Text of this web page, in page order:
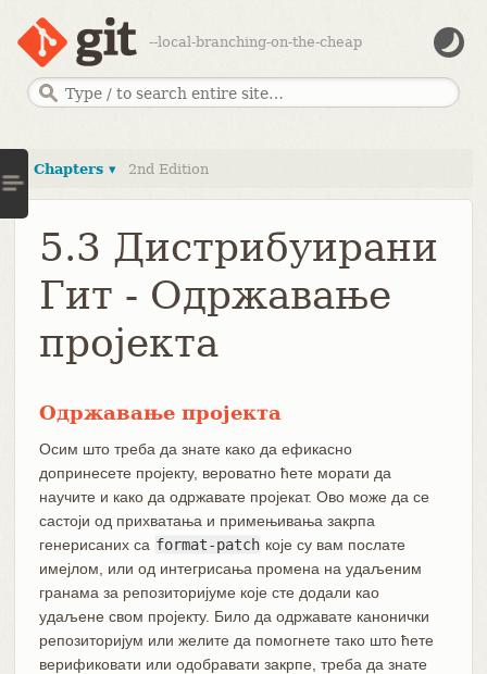
--local-branching-on-the-cheap
Chapters ▾ 2nd Edition
5.3 Дистрибуирани
Гит - Одржавање
пројекта
Одржавање пројекта
Осим што треба да знате како да ефикасно
допринесете пројекту, вероватно ћете морати да
научите и како да одржавате пројекат. Ово може да се
састоји од прихватања и примењивања закрпа
генерисаних са format-patch које су вам послате
имејлом, или од интегрисања промена на удаљеним
гранама за репозиторијуме које сте додали као
удаљене свом пројекту. Било да одржавате канонички
репозиторијум или желите да помогнете тако што ћете
верификовати или одобравати закрпе, треба да знате